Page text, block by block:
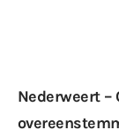
Nederweert –